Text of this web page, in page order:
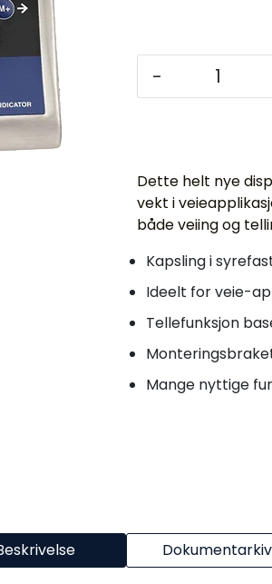
-
Dette helt nye
vekt i
både veiing og
Kapsling i
Ideelt for veie-
Tellefunksjon
Mange nyttige
Dokumentarkiv